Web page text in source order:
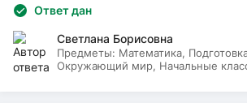
Ответ дан
Светлана Борисовна
Предметы: Математика,
Окружающий мир, Начальные